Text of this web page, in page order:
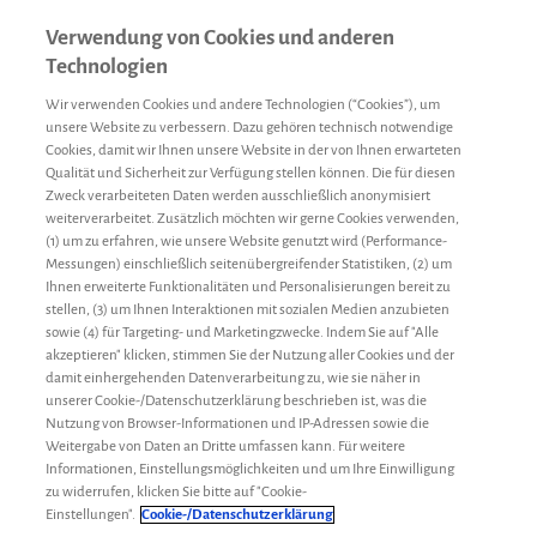
Sport & Ernährung Redaktion 22. März 2018
Irrtümer zu Sport mit Hämophilie A
Verwendung von Cookies und anderen
Technologien
Wir verwenden Cookies und andere Technologien (“Cookies”), um
unsere Website zu verbessern. Dazu gehören technisch notwendige
Cookies, damit wir Ihnen unsere Website in der von Ihnen erwarteten
Qualität und Sicherheit zur Verfügung stellen können. Die für diesen
Zweck verarbeiteten Daten werden ausschließlich anonymisiert
weiterverarbeitet. Zusätzlich möchten wir gerne Cookies verwenden,
(1) um zu erfahren, wie unsere Website genutzt wird (Performance-
Messungen) einschließlich seitenübergreifender Statistiken, (2) um
Ihnen erweiterte Funktionalitäten und Personalisierungen bereit zu
stellen, (3) um Ihnen Interaktionen mit sozialen Medien anzubieten
sowie (4) für Targeting- und Marketingzwecke. Indem Sie auf "Alle
akzeptieren" klicken, stimmen Sie der Nutzung aller Cookies und der
damit einhergehenden Datenverarbeitung zu, wie sie näher in
unserer Cookie-/Datenschutzerklärung beschrieben ist, was die
Nutzung von Browser-Informationen und IP-Adressen sowie die
Weitergabe von Daten an Dritte umfassen kann. Für weitere
Informationen, Einstellungsmöglichkeiten und um Ihre Einwilligung
zu widerrufen, klicken Sie bitte auf "Cookie-
Einstellungen". Cookie-/Datenschutzerklärung